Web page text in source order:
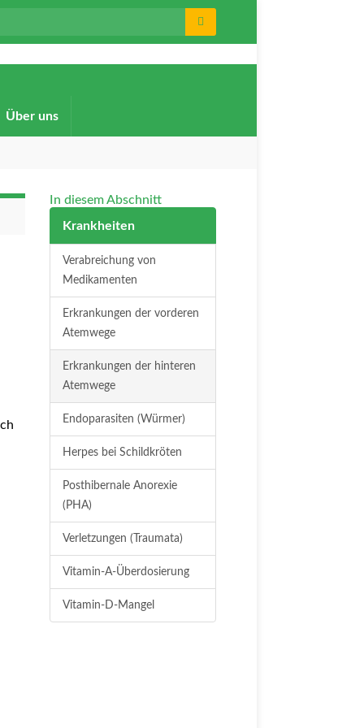
Über uns
In diesem Abschnitt
Krankheiten
Verabreichung von
Medikamenten
Erkrankungen der vorderen
Atemwege
Erkrankungen der hinteren
Atemwege
Endoparasiten (Würmer)
Herpes bei Schildkröten
Posthibernale Anorexie
(PHA)
Verletzungen (Traumata)
Vitamin-A-Überdosierung
Vitamin-D-Mangel